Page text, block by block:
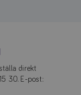
direkt
30. E-post: